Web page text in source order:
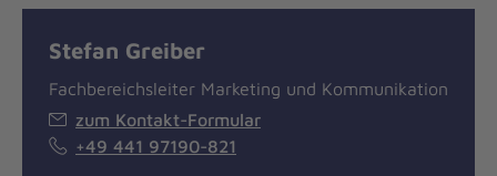
Stefan Greiber
Fachbereichsleiter Marketing und Kommunikation
zum Kontakt-Formular
+49 441 97190-821